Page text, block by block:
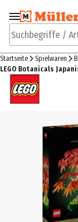
Zur
springen
Suchbegriffe /
Startseite Spielwaren
LEGO Botanicals